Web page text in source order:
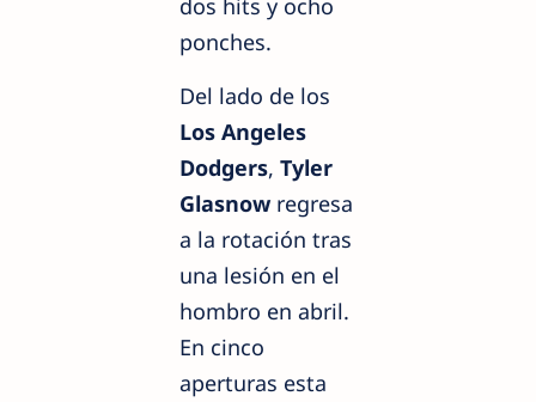
dos hits y ocho
ponches.
Del lado de los
Los Angeles
Dodgers, Tyler
Glasnow regresa
a la rotación tras
una lesión en el
hombro en abril.
En cinco
aperturas esta